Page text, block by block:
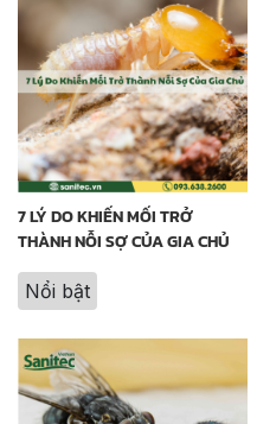
7 LÝ DO KHIẾN MỐI TRỞ
THÀNH NỖI SỢ CỦA GIA CHỦ
Nổi bật